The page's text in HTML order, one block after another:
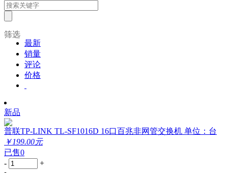
筛选
最新
销量
评论
价格
新品
普联TP-LINK TL-SF1016D 16口百兆非网管交换机 单位：台
￥199.00元
已售0
-
+